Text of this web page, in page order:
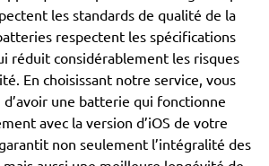
les standards de qualité de la
respectent les spécifications
réduit considérablement les risques
En choisissant notre service, vous
d’avoir une batterie qui fonctionne
avec la version d’iOS de votre
non seulement l’intégralité des